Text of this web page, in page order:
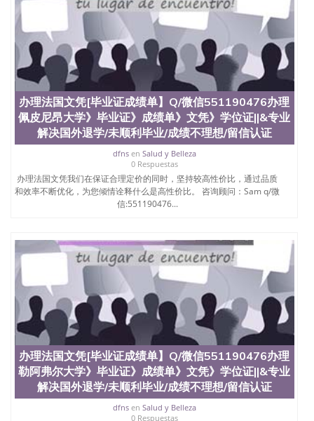
办理法国文凭[毕业证成绩单】Q/微信551190476办理
佩皮尼昂大学》毕业证》成绩单》文凭》学位证||&专业
解决国外退学/未顺利毕业/成绩不理想/留信认证
dfnsen Salud y Belleza
0 Respuestas
办理法国文凭我们在保证合理定价的同时，坚持较高性价比，通过品质
和效率不断优化，为您倾情诠释什么是高性价比。 咨询顾问：Sam q/微
信:551190476...
办理法国文凭[毕业证成绩单】Q/微信551190476办理
勒阿弗尔大学》毕业证》成绩单》文凭》学位证||&专业
解决国外退学/未顺利毕业/成绩不理想/留信认证
dfnsen Salud y Belleza
0 Respuestas